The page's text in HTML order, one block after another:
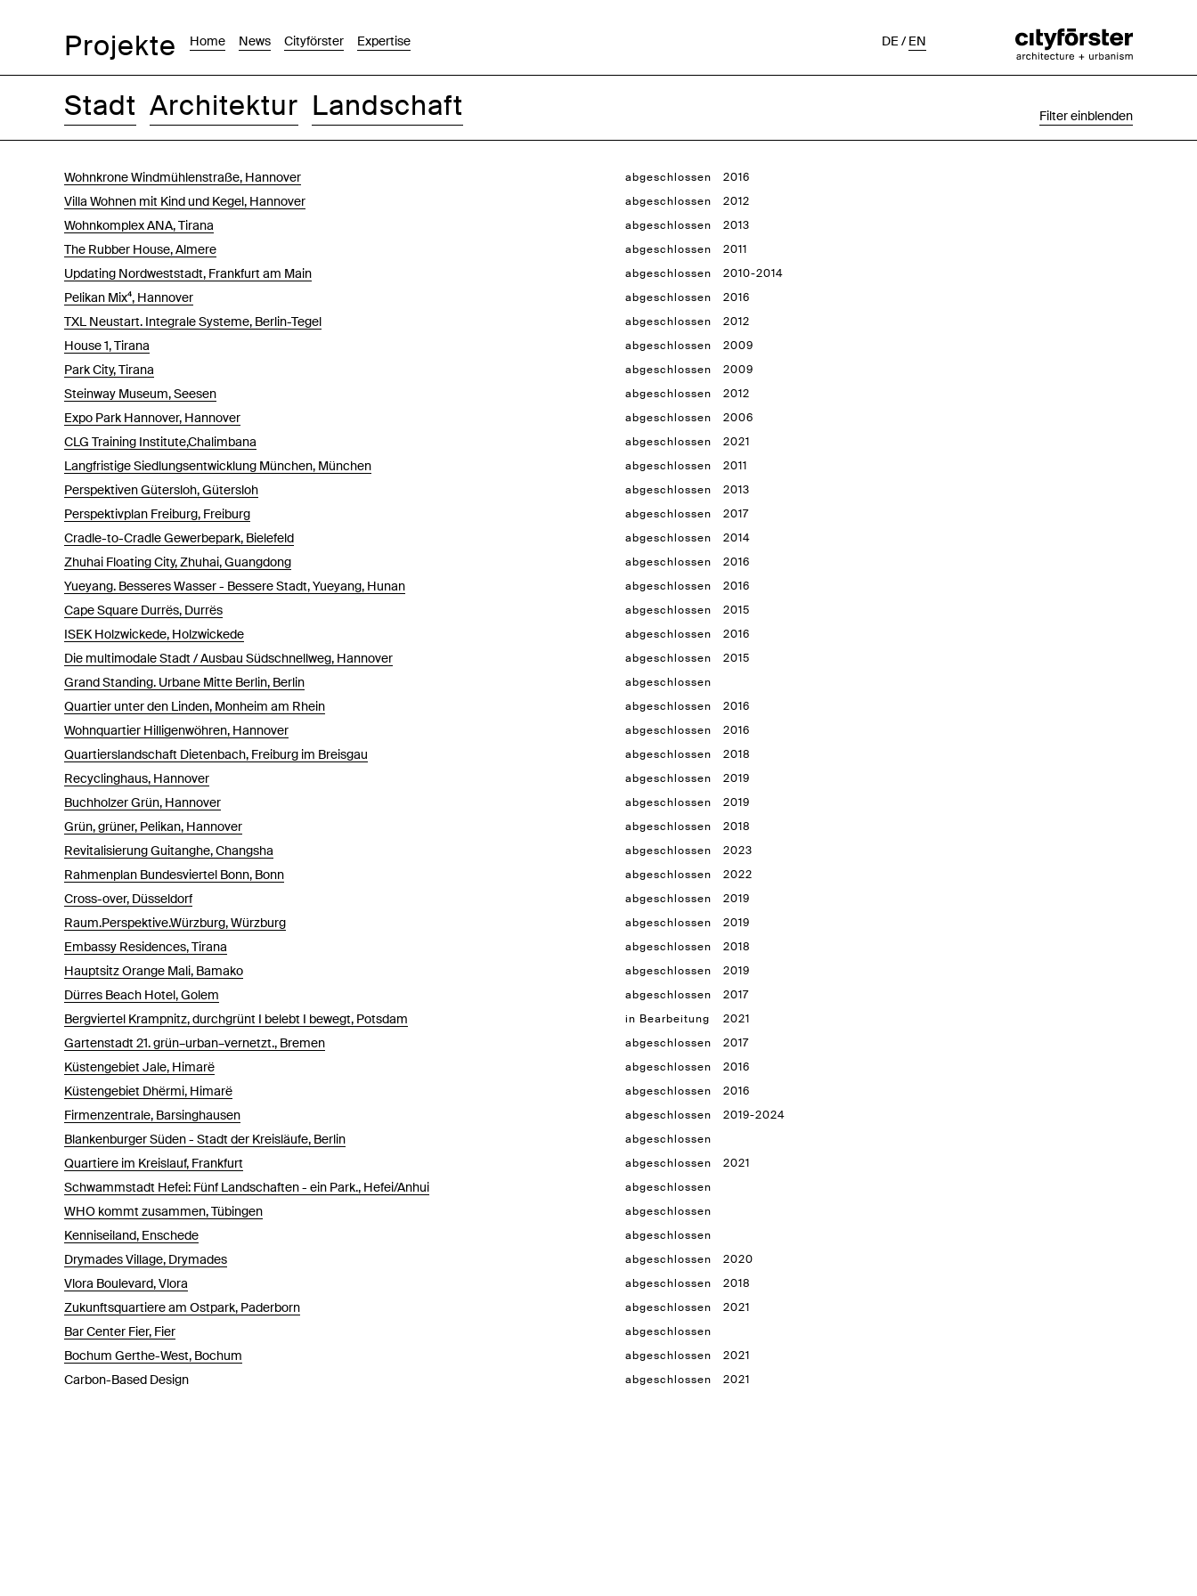
Projekte Home News Cityförster Expertise DE/EN
Stadt Architektur Landschaft Filter einblenden
Wohnkrone Windmühlenstraße, Hannover abgeschlossen 2016
Villa Wohnen mit Kind und Kegel, Hannover abgeschlossen 2012
Wohnkomplex ANA, Tirana abgeschlossen 2013
The Rubber House, Almere abgeschlossen 2011
Updating Nordweststadt, Frankfurt am Main abgeschlossen 2010-2014
Pelikan Mix⁴, Hannover abgeschlossen 2016
TXL Neustart. Integrale Systeme, Berlin-Tegel abgeschlossen 2012
House 1, Tirana abgeschlossen 2009
Park City, Tirana abgeschlossen 2009
Steinway Museum, Seesen abgeschlossen 2012
Expo Park Hannover, Hannover abgeschlossen 2006
CLG Training Institute,Chalimbana abgeschlossen 2021
Langfristige Siedlungsentwicklung München, München abgeschlossen 2011
Perspektiven Gütersloh, Gütersloh abgeschlossen 2013
Perspektivplan Freiburg, Freiburg abgeschlossen 2017
Cradle-to-Cradle Gewerbepark, Bielefeld abgeschlossen 2014
Zhuhai Floating City, Zhuhai, Guangdong abgeschlossen 2016
Yueyang. Besseres Wasser - Bessere Stadt, Yueyang, Hunan abgeschlossen 2016
Cape Square Durrës, Durrës abgeschlossen 2015
ISEK Holzwickede, Holzwickede abgeschlossen 2016
Die multimodale Stadt / Ausbau Südschnellweg, Hannover abgeschlossen 2015
Grand Standing. Urbane Mitte Berlin, Berlin abgeschlossen
Quartier unter den Linden, Monheim am Rhein abgeschlossen 2016
Wohnquartier Hilligenwöhren, Hannover abgeschlossen 2016
Quartierslandschaft Dietenbach, Freiburg im Breisgau abgeschlossen 2018
Recyclinghaus, Hannover abgeschlossen 2019
Buchholzer Grün, Hannover abgeschlossen 2019
Grün, grüner, Pelikan, Hannover abgeschlossen 2018
Revitalisierung Guitanghe, Changsha abgeschlossen 2023
Rahmenplan Bundesviertel Bonn, Bonn abgeschlossen 2022
Cross-over, Düsseldorf abgeschlossen 2019
Raum.Perspektive.Würzburg, Würzburg abgeschlossen 2019
Embassy Residences, Tirana abgeschlossen 2018
Hauptsitz Orange Mali, Bamako abgeschlossen 2019
Dürres Beach Hotel, Golem abgeschlossen 2017
Bergviertel Krampnitz, durchgrünt I belebt I bewegt, Potsdam in Bearbeitung 2021
Gartenstadt 21. grün–urban–vernetzt., Bremen abgeschlossen 2017
Küstengebiet Jale, Himarë abgeschlossen 2016
Küstengebiet Dhërmi, Himarë abgeschlossen 2016
Firmenzentrale, Barsinghausen abgeschlossen 2019-2024
Blankenburger Süden - Stadt der Kreisläufe, Berlin abgeschlossen
Quartiere im Kreislauf, Frankfurt abgeschlossen 2021
Schwammstadt Hefei: Fünf Landschaften - ein Park., Hefei/Anhui abgeschlossen
WHO kommt zusammen, Tübingen abgeschlossen
Kenniseiland, Enschede abgeschlossen
Drymades Village, Drymades abgeschlossen 2020
Vlora Boulevard, Vlora abgeschlossen 2018
Zukunftsquartiere am Ostpark, Paderborn abgeschlossen 2021
Bar Center Fier, Fier abgeschlossen
Bochum Gerthe-West, Bochum abgeschlossen 2021
Carbon-Based Design abgeschlossen 2021